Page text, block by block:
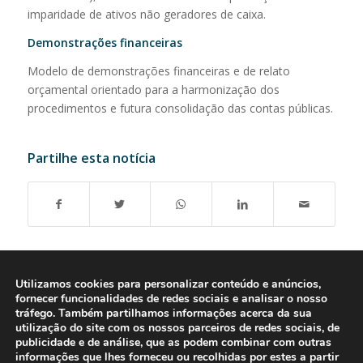
imparidade de ativos não geradores de caixa.
Demonstrações financeiras
Modelo de demonstrações financeiras e de relato
orçamental orientado para a harmonização dos
procedimentos e futura consolidação das contas públicas.
Partilhe esta notícia
Utilizamos cookies para personalizar conteúdo e anúncios,
fornecer funcionalidades de redes sociais e analisar o nosso
tráfego. Também partilhamos informações acerca da sua
utilização do site com os nossos parceiros de redes sociais, de
publicidade e de análise, que as podem combinar com outras
informações que lhes forneceu ou recolhidas por estes a partir